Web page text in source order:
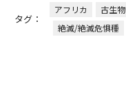
タグ：
アフリカ 古生物
絶滅/絶滅危惧種